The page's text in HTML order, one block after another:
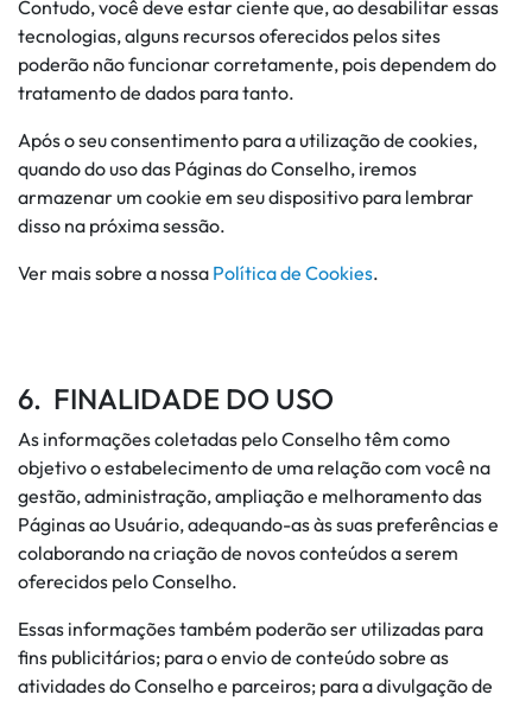
Contudo, você deve estar ciente que, ao desabilitar essas
tecnologias, alguns recursos oferecidos pelos sites
poderão não funcionar corretamente, pois dependem do
tratamento de dados para tanto.
Após o seu consentimento para a utilização de cookies,
quando do uso das Páginas do Conselho, iremos
armazenar um cookie em seu dispositivo para lembrar
disso na próxima sessão.
Ver mais sobre a nossa Política de Cookies.
6. FINALIDADE DO USO
As informações coletadas pelo Conselho têm como
objetivo o estabelecimento de uma relação com você na
gestão, administração, ampliação e melhoramento das
Páginas ao Usuário, adequando-as às suas preferências e
colaborando na criação de novos conteúdos a serem
oferecidos pelo Conselho.
Essas informações também poderão ser utilizadas para
fins publicitários; para o envio de conteúdo sobre as
atividades do Conselho e parceiros; para a divulgação de